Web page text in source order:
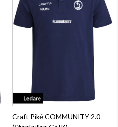
Craft Piké COMMUNITY 2.0